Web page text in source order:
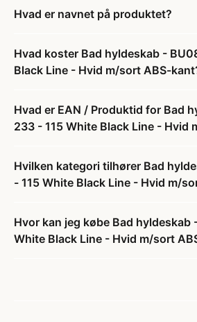
Hvad er navnet på produktet?
Hvad koster Bad hyldeskab -
Black Line - Hvid m/sort ABS-
Hvad er EAN / Produktid for Bad
233 - 115 White Black Line - Hvid
Hvilken kategori tilhører Bad
- 115 White Black Line - Hvid m/
Hvor kan jeg købe Bad hyldeskab
White Black Line - Hvid m/sort